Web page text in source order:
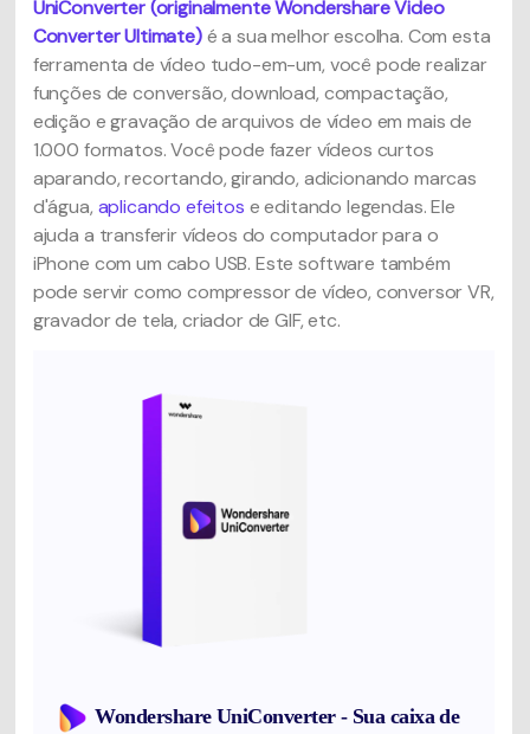
UniConverter (originalmente Wondershare Video
Converter Ultimate)é a sua melhor escolha. Com esta
ferramenta de vídeo tudo-em-um, você pode realizar
funções de conversão, download, compactação,
edição e gravação de arquivos de vídeo em mais de
1.000 formatos. Você pode fazer vídeos curtos
aparando, recortando, girando, adicionando marcas
d'água, aplicando efeitos e editando legendas. Ele
ajuda a transferir vídeos do computador para o
iPhone com um cabo USB. Este software também
pode servir como compressor de vídeo, conversor VR,
gravador de tela, criador de GIF, etc.
Wondershare UniConverter - Sua caixa de